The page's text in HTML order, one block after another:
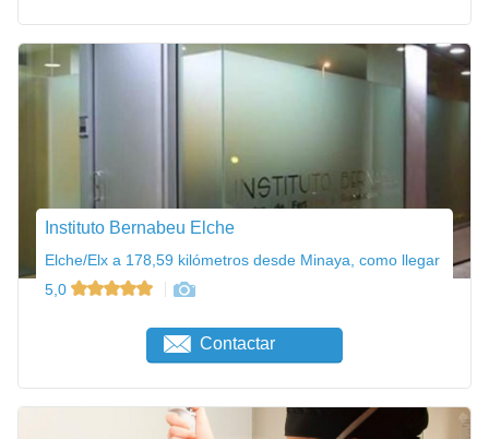
Instituto Bernabeu Elche
Elche/Elx a 178,59 kilómetros desde Minaya, como llegar
5,0
Contactar